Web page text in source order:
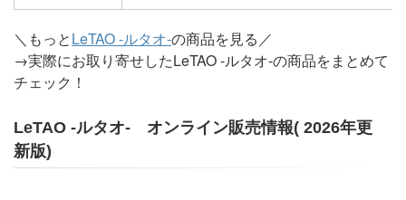
＼もっとLeTAO -ルタオ-の商品を見る／
→実際にお取り寄せしたLeTAO -ルタオ-の商品をまとめて
チェック！
LeTAO -ルタオ- オンライン販売情報( 2026年更
新版)